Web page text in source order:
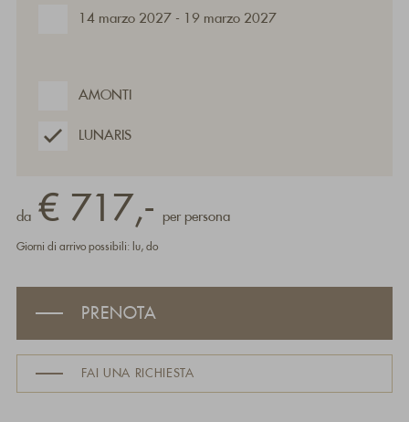
14 marzo 2027 - 19 marzo 2027
AMONTI
LUNARIS
da € 717,- per persona
Giorni di arrivo possibili: lu, do
PRENOTA
FAI UNA RICHIESTA